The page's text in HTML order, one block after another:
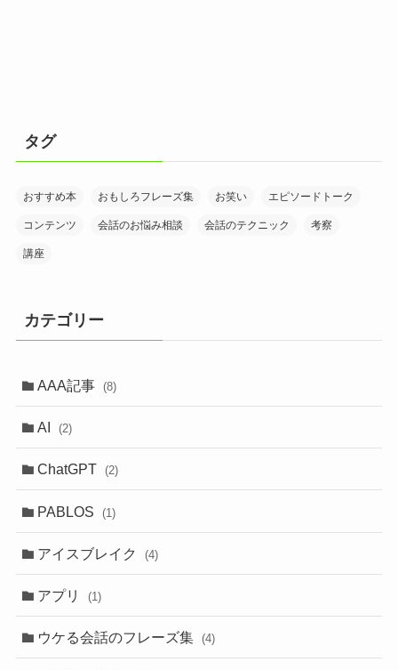
タグ
おすすめ本 おもしろフレーズ集 お笑い エピソードトーク
コンテンツ 会話のお悩み相談 会話のテクニック 考察
講座
カテゴリー
AAA記事 (8)
AI (2)
ChatGPT (2)
PABLOS (1)
アイスブレイク (4)
アプリ (1)
ウケる会話のフレーズ集 (4)